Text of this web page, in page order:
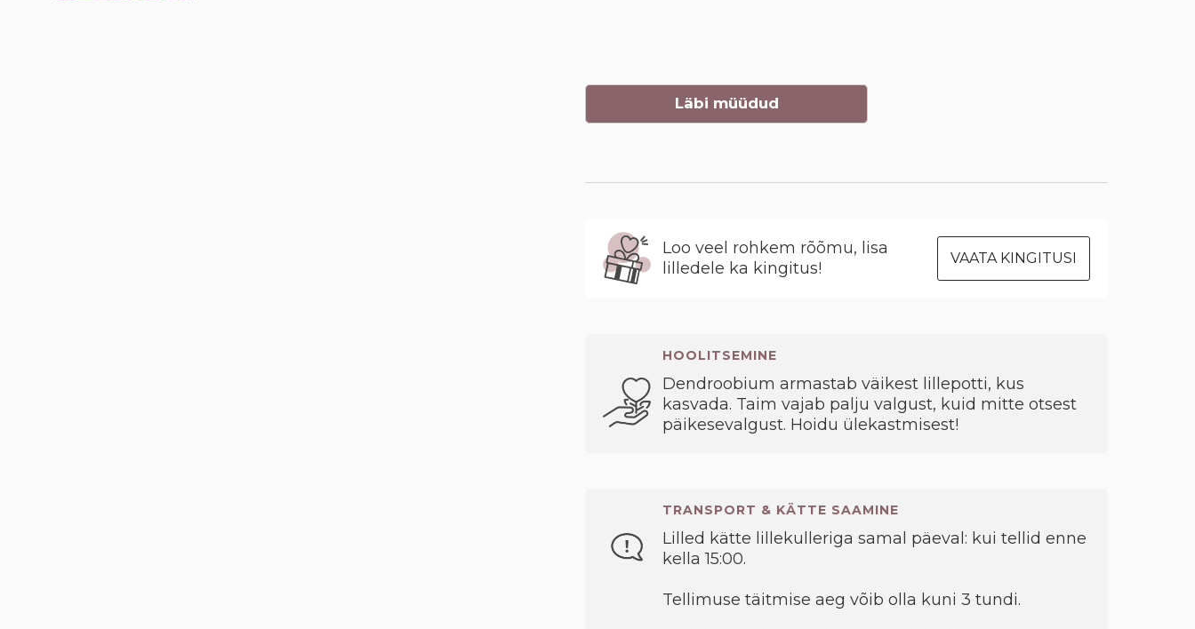
Läbi müüdud
Loo veel rohkem rõõmu, lisa
lilledele ka kingitus!
VAATA KINGITUSI
HOOLITSEMINE
Dendroobium armastab väikest lillepotti, kus
kasvada. Taim vajab palju valgust, kuid mitte otsest
päikesevalgust. Hoidu ülekastmisest!
TRANSPORT & KÄTTE SAAMINE
Lilled kätte lillekulleriga samal päeval: kui tellid enne
kella 15:00.
Tellimuse täitmise aeg võib olla kuni 3 tundi.